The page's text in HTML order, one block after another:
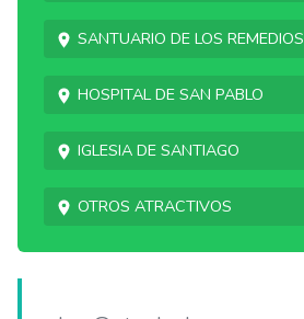
Santuario de los Remedios
Hospital de San Pablo
Iglesia de Santiago
Otros atractivos